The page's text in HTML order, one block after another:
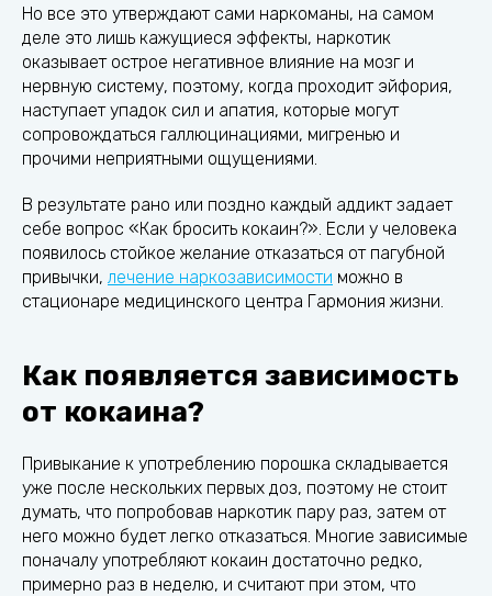
Но все это утверждают сами наркоманы, на самом
деле это лишь кажущиеся эффекты, наркотик
оказывает острое негативное влияние на мозг и
нервную систему, поэтому, когда проходит эйфория,
наступает упадок сил и апатия, которые могут
сопровождаться галлюцинациями, мигренью и
прочими неприятными ощущениями.
В результате рано или поздно каждый аддикт задает
себе вопрос «Как бросить кокаин?». Если у человека
появилось стойкое желание отказаться от пагубной
привычки, лечение наркозависимости можно в
стационаре медицинского центра Гармония жизни.
Как появляется зависимость
от кокаина?
Привыкание к употреблению порошка складывается
уже после нескольких первых доз, поэтому не стоит
думать, что попробовав наркотик пару раз, затем от
него можно будет легко отказаться. Многие зависимые
поначалу употребляют кокаин достаточно редко,
примерно раз в неделю, и считают при этом, что